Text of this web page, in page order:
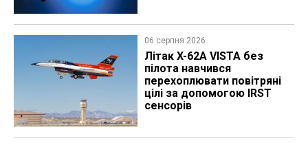
06 серпня 2026
Літак X-62A VISTA без
пілота навчився
перехоплювати повітряні
цілі за допомогою IRST
сенсорів